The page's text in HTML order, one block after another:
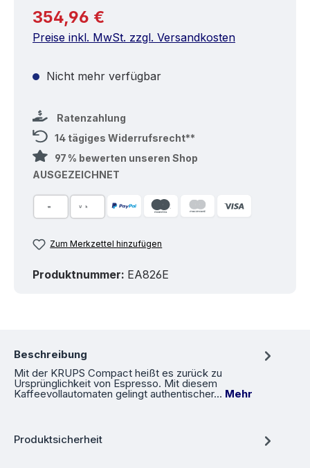
Regulärer Preis:
354,96 €
Preise inkl. MwSt. zzgl. Versandkosten
Nicht mehr verfügbar
Ratenzahlung
14 tägiges Widerrufsrecht**
97 % bewerten unseren Shop
AUSGEZEICHNET
Zum Merkzettel hinzufügen
Produktnummer: EA826E
Beschreibung
Mit der KRUPS Compact heißt es zurück zu
Ursprünglichkeit von Espresso. Mit diesem
Kaffeevollautomaten gelingt authentischer… Mehr
Produktsicherheit